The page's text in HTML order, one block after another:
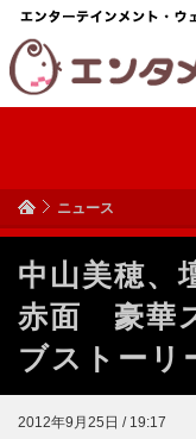
ニュース
中山美穂、
赤面 豪華
ブストーリ
2012年9月25日 / 19:17